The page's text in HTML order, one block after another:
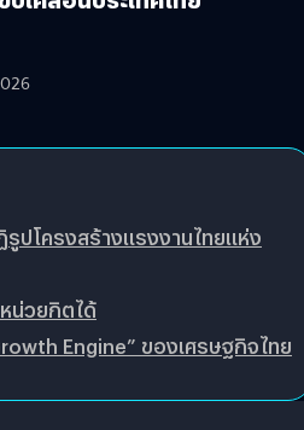
ปโครงสร้างแรงงานไทยแห่ง
น่วยกิตได้
Engine” ของเศรษฐกิจไทย